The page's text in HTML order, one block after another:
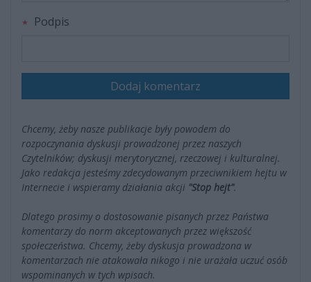
Podpis
Dodaj komentarz
Chcemy, żeby nasze publikacje były powodem do
rozpoczynania dyskusji prowadzonej przez naszych
Czytelników; dyskusji merytorycznej, rzeczowej i kulturalnej.
Jako redakcja jesteśmy zdecydowanym przeciwnikiem hejtu w
Internecie i wspieramy działania akcji "Stop hejt".
Dlatego prosimy o dostosowanie pisanych przez Państwa
komentarzy do norm akceptowanych przez większość
społeczeństwa. Chcemy, żeby dyskusja prowadzona w
komentarzach nie atakowała nikogo i nie urażała uczuć osób
wspominanych w tych wpisach.